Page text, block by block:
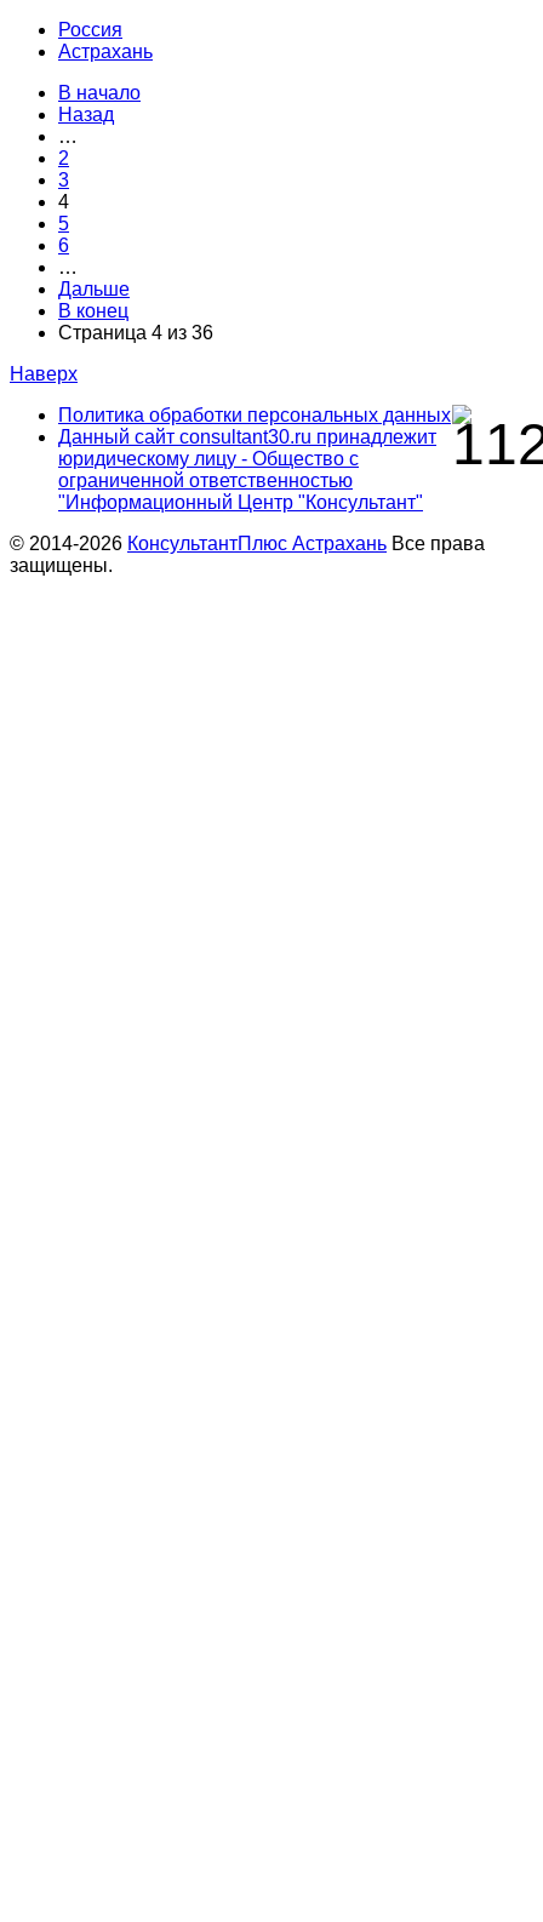
Россия
Астрахань
В начало
Назад
…
2
3
4
5
6
…
Дальше
В конец
Страница 4 из 36
Наверх
Политика обработки персональных данных
Данный сайт consultant30.ru принадлежит
юридическому лицу - Общество с
ограниченной ответственностью
"Информационный Центр "Консультант"
© 2014-2026 КонсультантПлюс Астрахань Все права
защищены.